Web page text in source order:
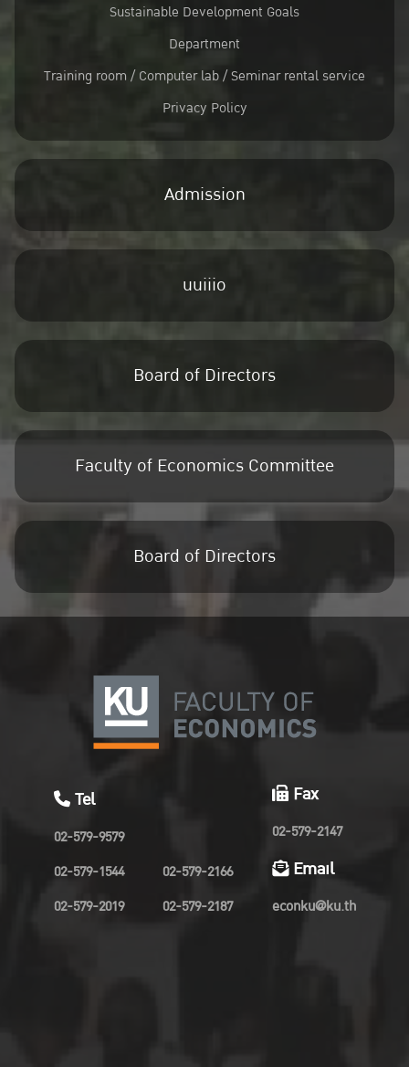
Sustainable Development Goals
Department
Training room / Computer lab / Seminar rental service
Privacy Policy
Admission
uuiiio
Board of Directors
Faculty of Economics Committee
Board of Directors
Tel
02-579-9579
02-579-1544
02-579-2019
02-579-2166
02-579-2187
Fax
02-579-2147
Email
econku@ku.th